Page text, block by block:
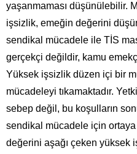
yaşanmaması düşünülebilir.
işsizlik, emeğin değerini
sendikal mücadele ile TİS
gerçekçi değildir, kamu
Yüksek işsizlik düzen içi bir
mücadeleyi tıkamaktadır.
sebep değil, bu koşulların
sendikal mücadele için ortaya
değerini aşağı çeken yüksek